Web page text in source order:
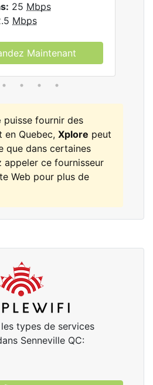
25 Mbps
Mbps
Maintenant
puisse fournir des
en Quebec, Xplore peut
que dans certaines
appeler ce fournisseur
Web pour plus de
types de services
Senneville QC: